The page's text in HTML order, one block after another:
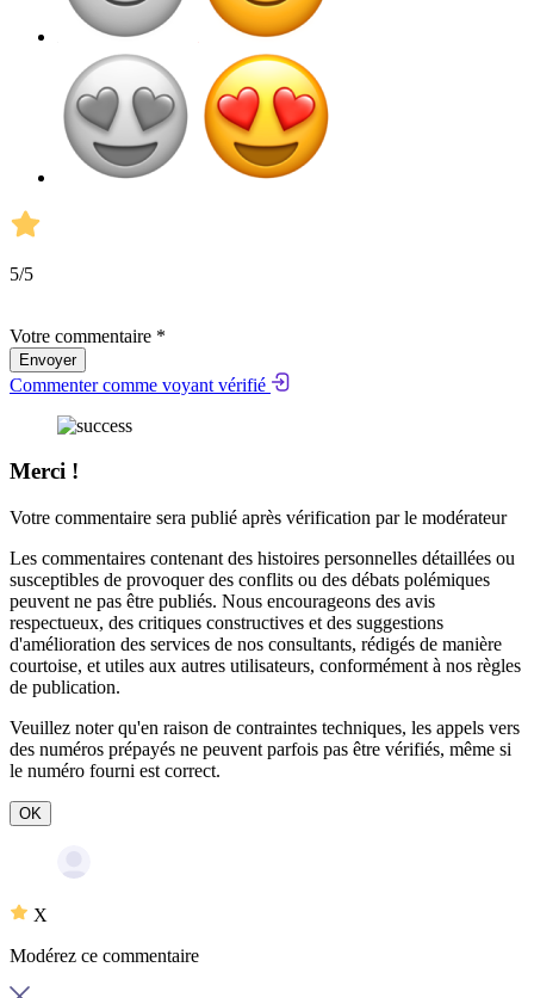
5/5
Votre commentaire *
Envoyer
Commenter comme voyant vérifié
Merci !
Votre commentaire sera publié après vérification par le modérateur
Les commentaires contenant des histoires personnelles détaillées ou
susceptibles de provoquer des conflits ou des débats polémiques
peuvent ne pas être publiés. Nous encourageons des avis
respectueux, des critiques constructives et des suggestions
d'amélioration des services de nos consultants, rédigés de manière
courtoise, et utiles aux autres utilisateurs, conformément à nos règles
de publication.
Veuillez noter qu'en raison de contraintes techniques, les appels vers
des numéros prépayés ne peuvent parfois pas être vérifiés, même si
le numéro fourni est correct.
OK
X
Modérez ce commentaire